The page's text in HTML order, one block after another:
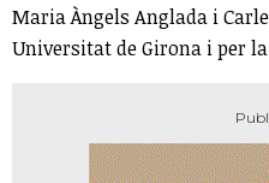
Maria Àngels Anglada i
Universitat de Girona i per